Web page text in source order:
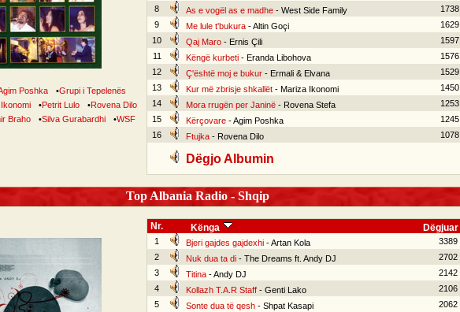
Poshka •Grupi i Tepelenës
•Petrit Lulo •Rovena Dilo
Braho •Silva Gurabardhi •WSF
8
As e vogël as e madhe- West Side Family
1738
9
Me lule t'bukura- Altin Goçi
1629
10
Qaj Maro- Ernis Çili
1597
11
Këngë kurbeti- Eranda Libohova
1576
12
Ç'është moj e bukur- Ermali & Elvana
1529
13
Kur më zbrisje shkallët- Mariza Ikonomi
1450
14
Mora rrugën per Janinë- Rovena Stefa
1253
15
Kërçovare- Agim Poshka
1245
16
Ftujka- Rovena Dilo 1078
Dëgjo Albumin
Top Albania Radio - Shqip
Nr. Kënga Dëgjuar
1 Bjeri gajdes gajdexhi- Artan Kola
3389
2
Nuk dua ta di- The Dreams ft. Andy DJ
2702
3
Titina- Andy DJ
2142
4
Kollazh T.A.R Staff- Genti Lako
2106
5
Sonte dua të qesh- Shpat Kasapi
2062